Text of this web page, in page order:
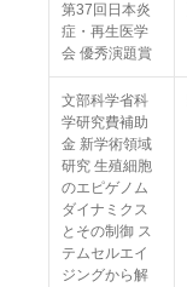
第37回日本炎
症・再生医学
会 優秀演題賞
文部科学省科
学研究費補助
金 新学術領域
研究 生殖細胞
のエピゲノム
ダイナミクス
とその制御 ス
テムセルエイ
ジングから解